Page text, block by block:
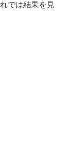
では結果を見